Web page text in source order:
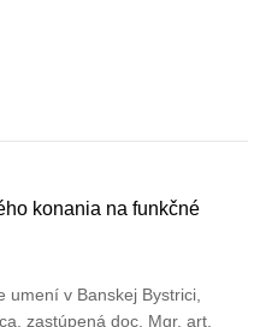
konania na funkčné
umení v Banskej Bystrici,
zastúpená doc. Mgr. art.